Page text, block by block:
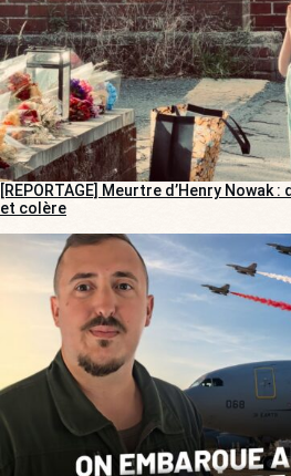
[REPORTAGE] Meurtre d’Henry
et colère